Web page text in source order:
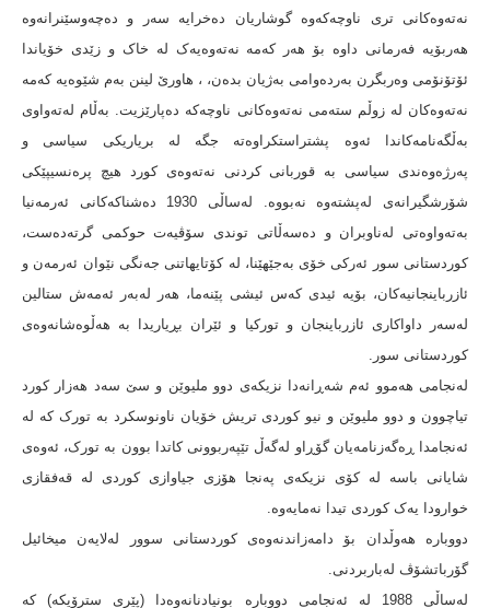
نەتەوەکانی تری ناوچەکەوە گوشاریان دەخرایە سەر و دەچەوسێنرانەوە
هەربۆیە فەرمانی داوە بۆ هەر کەمە نەتەوەیەک لە خاک و زێدی خۆیاندا
ئۆتۆنۆمی وەربگرن بەردەوامی بەژیان بدەن، ، هاورێ لینن بەم شێوەیە کەمە
نەتەوەکان لە زوڵم ستەمی نەتەوەکانی ناوچەکە دەپارێزیت. بەڵام لەتەواوی
بەڵگەنامەکاندا ئەوە پشتراستکراوەتە جگە لە بریاریکی سیاسی و
پەرژەوەندی سیاسی بە قوربانی کردنی نەتەوەی کورد هیچ پرەنسیپێکی
شۆرشگیرانەی لەپشتەوە نەبووە. لەساڵی 1930 دەشناکەکانی ئەرمەنیا
بەتەواوەتی لەناوبران و دەسەڵاتی توندی سۆڤیەت حوکمی گرتەدەست،
کوردستانی سور ئەرکی خۆی بەجێهێنا، لە کۆتایهاتنی جەنگی نێوان ئەرمەن و
ئازرباینجانیەکان، بۆیە ئیدی کەس ئیشی پێنەما، هەر لەبەر ئەمەش ستالین
لەسەر داواکاری ئازرباینجان و تورکیا و ئێران بڕیاریدا بە هەڵوەشانەوەی
کوردستانی سور.
لەنجامی هەموو ئەم شەڕانەدا نزیکەی دوو ملیوێن و سێ سەد هەزار کورد
تیاچوون و دوو ملیوێن و نیو کوردی تریش خۆیان ناونوسکرد بە تورک کە لە
ئەنجامدا ڕەگەزنامەیان گۆڕاو لەگەڵ تێپەربوونی کاتدا بوون بە تورک، ئەوەی
شایانی باسە لە کۆی نزیکەی پەنجا هۆزی جیاوازی کوردی لە قەفقازی
خوارودا یەک کوردی تیدا نەمایەوە.
دووبارە هەوڵدان بۆ دامەزاندنەوەی کوردستانی سوور لەلایەن میخائیل
گۆرباتشۆڤ لەباربردنی.
لەساڵی 1988 لە ئەنجامی دووبارە بونیادنانەوەدا (پێری سترۆیکە) کە